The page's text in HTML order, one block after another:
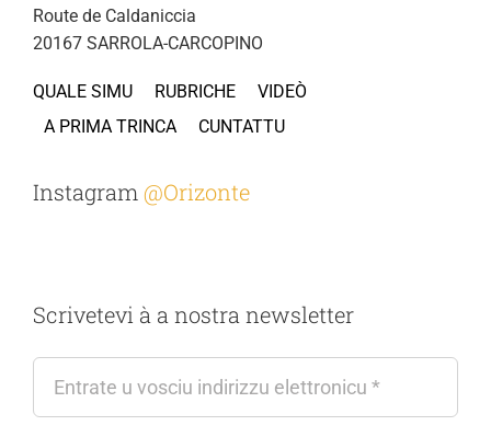
Route de Caldaniccia
20167 SARROLA-CARCOPINO
QUALE SIMU RUBRICHE
VIDEÒ
A PRIMA TRINCA
CUNTATTU
Instagram @Orizonte
Scrivetevi à a nostra newsletter